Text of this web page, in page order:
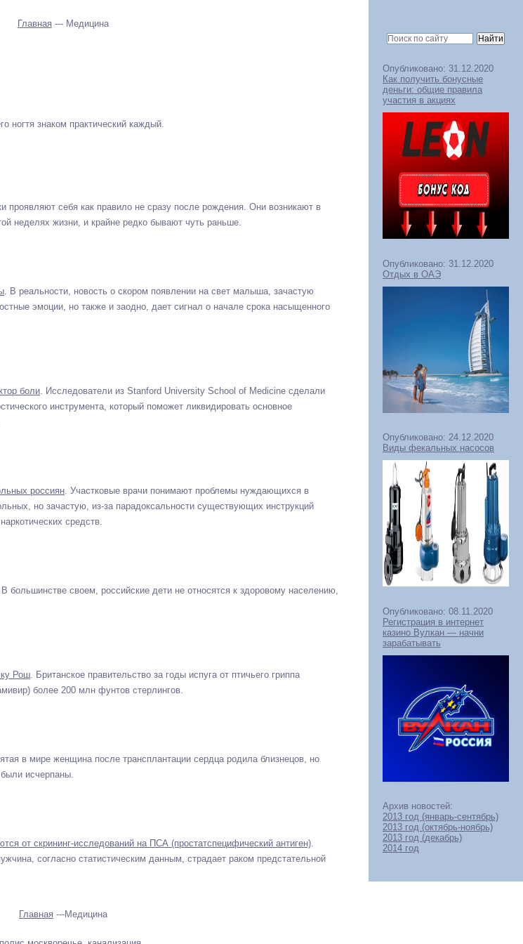
Опубликовано: 31.12.2020
Как получить бонусные
деньги: общие правила
участия в акциях
Опубликовано: 31.12.2020
Отдых в ОАЭ
Опубликовано: 24.12.2020
Виды фекальных насосов
Опубликовано: 08.11.2020
Регистрация в интернет
казино Вулкан — начни
зарабатывать
Архив новостей:
2013 год (январь-сентябрь)
2013 год (октябрь-ноябрь)
2013 год (декабрь)
2014 год
Главная --- Медицина
ногтя знаком практический каждый.
проявляют себя как правило не сразу после рождения. Они возникают в
неделях жизни, и крайне редко бывают чуть раньше.
. В реальности, новость о скором появлении на свет малыша, зачастую
эмоции, но также и заодно, дает сигнал о начале срока насыщенного
боли. Исследователи из Stanford University School of Medicine сделали
инструмента, который поможет ликвидировать основное
россиян. Участковые врачи понимают проблемы нуждающихся в
но зачастую, из-за парадоксальности существующих инструкций
средств.
В большинстве своем, российские дети не относятся к здоровому населению,
Рош. Британское правительство за годы испуга от птичьего гриппа
более 200 млн фунтов стерлингов.
в мире женщина после трансплантации сердца родила близнецов, но
исчерпаны.
от скрининг-исследований на ПСА (простатспецифический антиген).
согласно статистическим данным, страдает раком предстательной
Главная ---Медицина